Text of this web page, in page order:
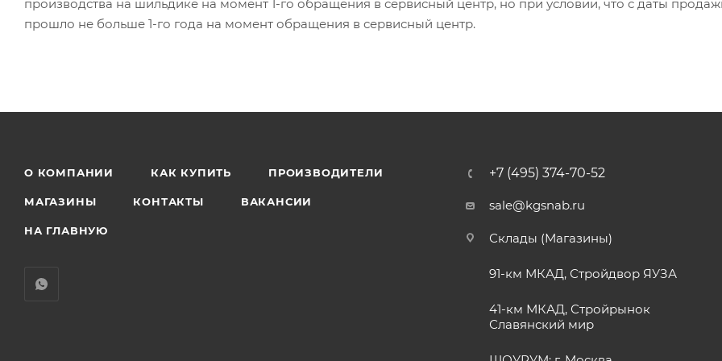
производства на шильдике на момент 1-го обращения в сервисный центр, но при условии, что с даты
прошло не больше 1-го года на момент обращения в сервисный центр.
О КОМПАНИИ КАК КУПИТЬ ПРОИЗВОДИТЕЛИ
МАГАЗИНЫ КОНТАКТЫ ВАКАНСИИ
НА ГЛАВНУЮ
+7 (495) 374-70-52
sale@kgsnab.ru
Склады (Магазины)
91-км МКАД, Стройдвор ЯУЗА
41-км МКАД, Стройрынок
Славянский мир